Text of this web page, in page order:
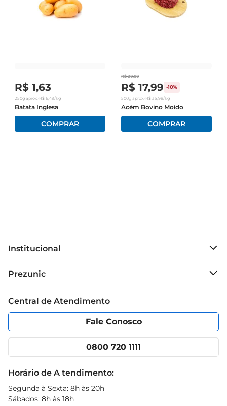
R$ 1,63
250g aprox. •R$ 6,49/kg
Batata Inglesa
R$ 20,00
R$ 17,99 -10%
500gaprox. •R$ 35,98/kg
Acém Bovino Moído
Institucional
Grupo Cencosud
Política de Privacidade
Portal do fornecedor
Cencosud Media
Prezunic
Código de Ética
App Prezunic
Central de Atendimento
Fale Conosco
0800 720 1111
Horário de A tendimento:
Segunda à Sexta: 8h às 20h
Sábados: 8h às 18h